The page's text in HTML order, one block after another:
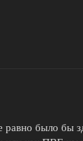
было бы